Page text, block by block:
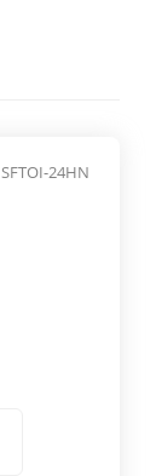
SFTOI-24HN